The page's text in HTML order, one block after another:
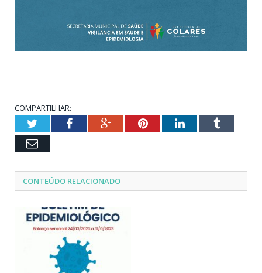
COMPARTILHAR:
TwitterFacebookGoogle+PinterestLinkedInTumblr
Email
CONTEÚDO RELACIONADO